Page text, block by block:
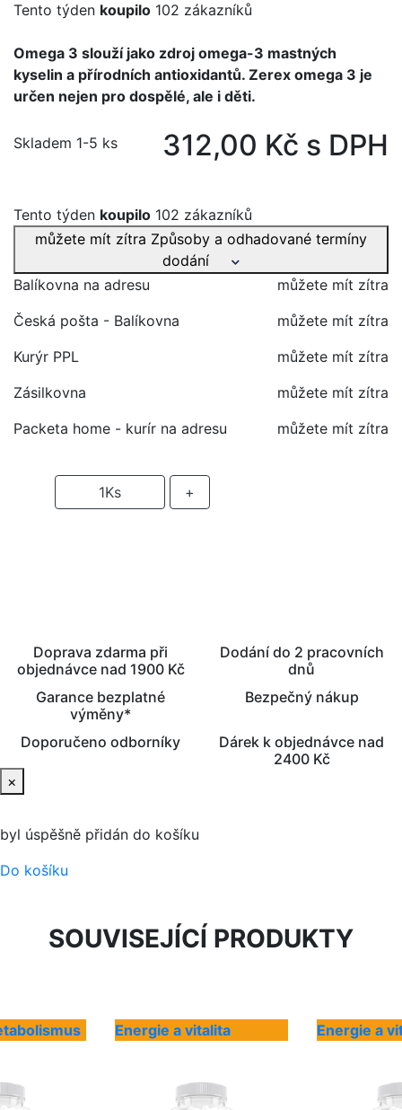
Tento týden koupilo 102 zákazníků
Omega 3 slouží jako zdroj omega-3 mastných
kyselin a přírodních antioxidantů. Zerex omega 3 je
určen nejen pro dospělé, ale i děti.
Skladem 1-5 ks 312,00 Kč s DPH
Tento týden koupilo 102 zákazníků
můžete mít zítra Způsoby a odhadované termíny
dodání
Balíkovna na adresu
můžete mít zítra
Česká pošta - Balíkovna
můžete mít zítra
Kurýr PPL
můžete mít zítra
Zásilkovna
můžete mít zítra
Packeta home - kurír na adresu
můžete mít zítra
1Ks +
Doprava zdarma při
objednávce nad 1900 Kč
Dodání do 2 pracovních
dnů
Garance bezplatné
výměny*
Bezpečný nákup
Doporučeno odborníky
Dárek k objednávce nad
2400 Kč
×
byl úspěšně přidán do košíku
Do košíku
SOUVISEJÍCÍ PRODUKTY
Energie a vitalita Energie a